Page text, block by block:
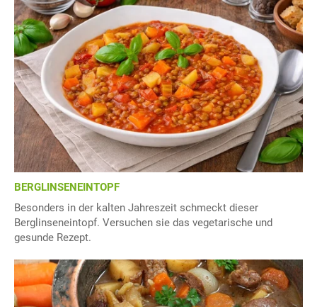
BERGLINSENEINTOPF
Besonders in der kalten Jahreszeit schmeckt dieser
Berglinseneintopf. Versuchen sie das vegetarische und
gesunde Rezept.